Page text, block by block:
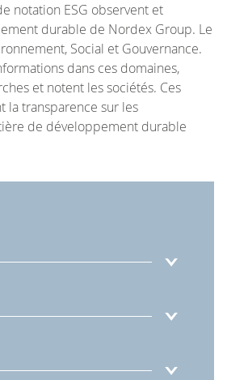
notation ESG observent et
durable de Nordex Group. Le
Social et Gouvernance.
dans ces domaines,
et notent les sociétés. Ces
la transparence sur les
de développement durable